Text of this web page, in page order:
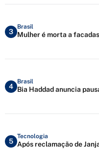
3
Brasil
Mulher é morta a
4
Brasil
Bia Haddad anuncia
5
Tecnologia
Após reclamação de